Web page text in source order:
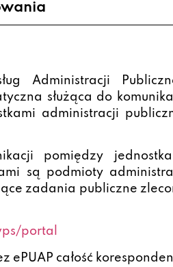
Administracji
służąca do
administracji
pomiędzy
są podmioty
zadania publiczne
portal
całość